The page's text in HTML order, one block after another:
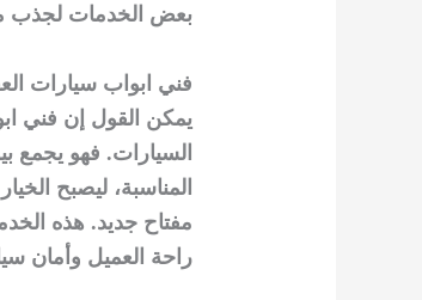
بعض الخدمات لجذب
فني ابواب سيارات
يمكن القول إن فني
السيارات. فهو يجمع
المناسبة، ليصبح
مفتاح جديد. هذه
راحة العميل وأمان